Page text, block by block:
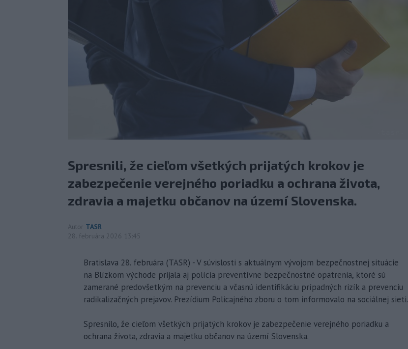
Spresnili, že cieľom všetkých prijatých krokov je
zabezpečenie verejného poriadku a ochrana života,
zdravia a majetku občanov na území Slovenska.
Autor TASR
28. februára 2026 13:45
Bratislava 28. februára (TASR) - V súvislosti s aktuálnym vývojom bezpečnostnej situácie
na Blízkom východe prijala aj polícia preventívne bezpečnostné opatrenia, ktoré sú
zamerané predovšetkým na prevenciu a včasnú identifikáciu prípadných rizík a prevenciu
radikalizačných prejavov. Prezídium Policajného zboru o tom informovalo na sociálnej sieti.
Spresnilo, že cieľom všetkých prijatých krokov je zabezpečenie verejného poriadku a
ochrana života, zdravia a majetku občanov na území Slovenska.